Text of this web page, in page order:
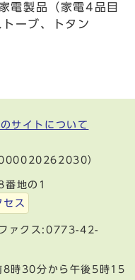
電製品（家電4品目
ーブ、トタン
サイトについて
）
地の1
セス
ァクス:0773-42-
8時30分から午後5時15